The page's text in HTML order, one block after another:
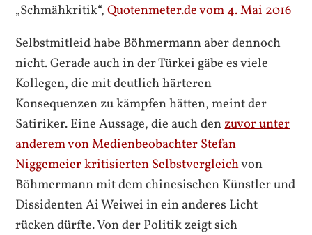
„Schmähkritik“,Quotenmeter.de vom 4. Mai 2016
Selbstmitleid habe Böhmermann aber dennoch
nicht. Gerade auch in der Türkei gäbe es viele
Kollegen, die mit deutlich härteren
Konsequenzen zu kämpfen hätten, meint der
Satiriker. Eine Aussage, die auch denzuvor unter
anderem von Medienbeobachter Stefan
Niggemeier kritisierten Selbstvergleichvon
Böhmermann mit dem chinesischen Künstler und
Dissidenten Ai Weiwei in ein anderes Licht
rücken dürfte. Von der Politik zeigt sich